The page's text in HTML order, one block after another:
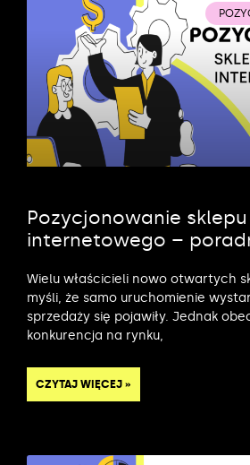
Pozycjonowanie sklepu
internetowego –
Wielu właścicieli nowo otwartych
myśli, że samo uruchomienie
sprzedaży się pojawiły. Jednak
konkurencja na rynku,
CZYTAJ WIĘCEJ »